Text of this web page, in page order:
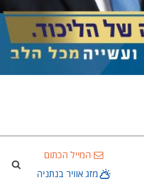
המייל הכתום
מזג אוויר בנתניה